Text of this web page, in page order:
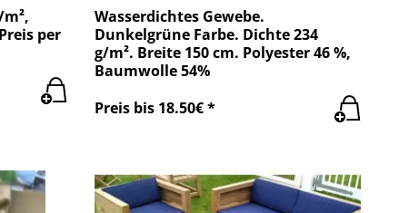
per
Wasserdichtes Gewebe.
Dunkelgrüne Farbe. Dichte 234
g/m². Breite 150 cm. Polyester 46 %,
Baumwolle 54%
Preis bis 18.50€ *